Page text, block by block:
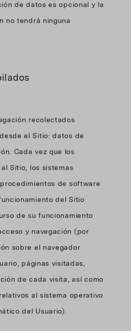
de datos es opcional y la
no tendrá ninguna
recolectados
el Sitio: datos de
Cada vez que los
Sitio, los sistemas
de software
del Sitio
de su funcionamiento
y navegación (por
sobre el navegador
páginas visitadas,
de cada visita, así como
al sistema operativo
del Usuario).